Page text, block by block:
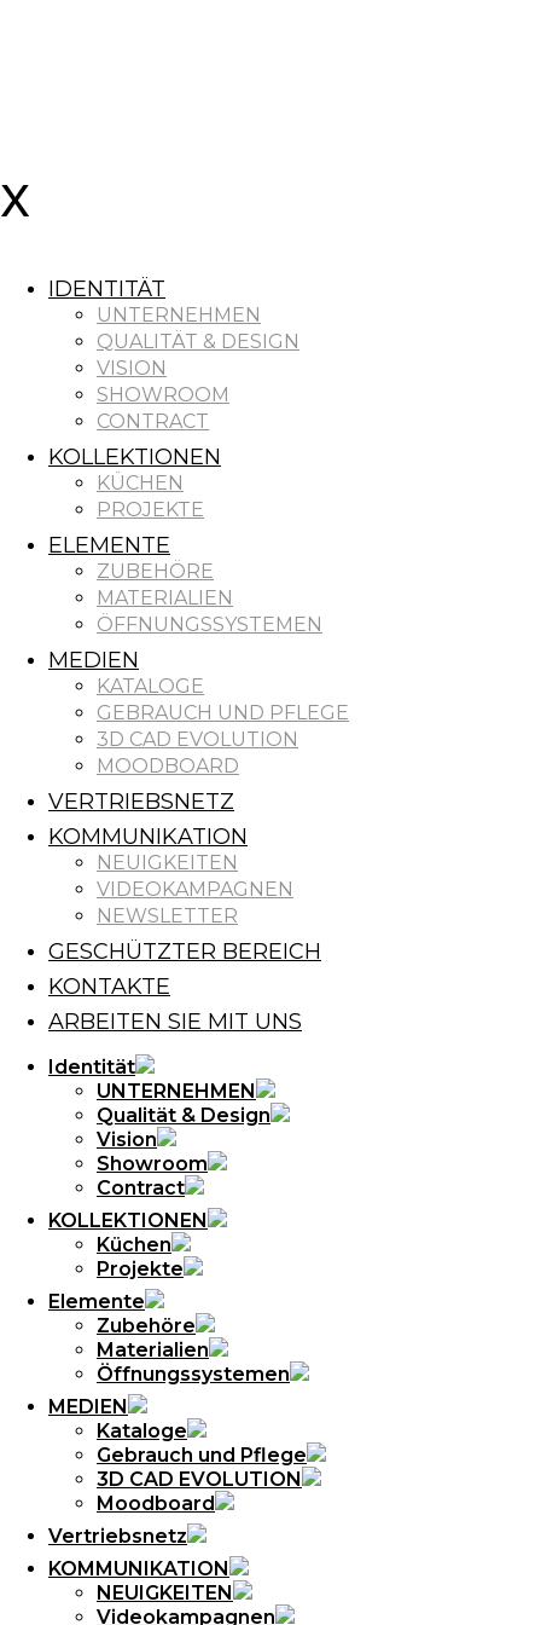
IDENTITÄT
UNTERNEHMEN
QUALITÄT & DESIGN
VISION
SHOWROOM
CONTRACT
KOLLEKTIONEN
KÜCHEN
PROJEKTE
ELEMENTE
ZUBEHÖRE
MATERIALIEN
ÖFFNUNGSSYSTEMEN
MEDIEN
KATALOGE
GEBRAUCH UND PFLEGE
3D CAD EVOLUTION
MOODBOARD
VERTRIEBSNETZ
KOMMUNIKATION
NEUIGKEITEN
VIDEOKAMPAGNEN
NEWSLETTER
GESCHÜTZTER BEREICH
KONTAKTE
ARBEITEN SIE MIT UNS
Identität
UNTERNEHMEN
Qualität & Design
Vision
Showroom
Contract
KOLLEKTIONEN
Küchen
Projekte
Elemente
Zubehöre
Materialien
Öffnungssystemen
MEDIEN
Kataloge
Gebrauch und Pflege
3D CAD EVOLUTION
Moodboard
Vertriebsnetz
KOMMUNIKATION
NEUIGKEITEN
Videokampagnen